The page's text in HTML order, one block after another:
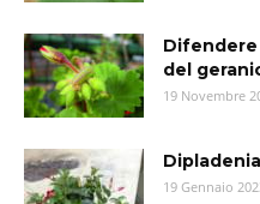
Difendere
del
19 Novembre
19 Gennaio